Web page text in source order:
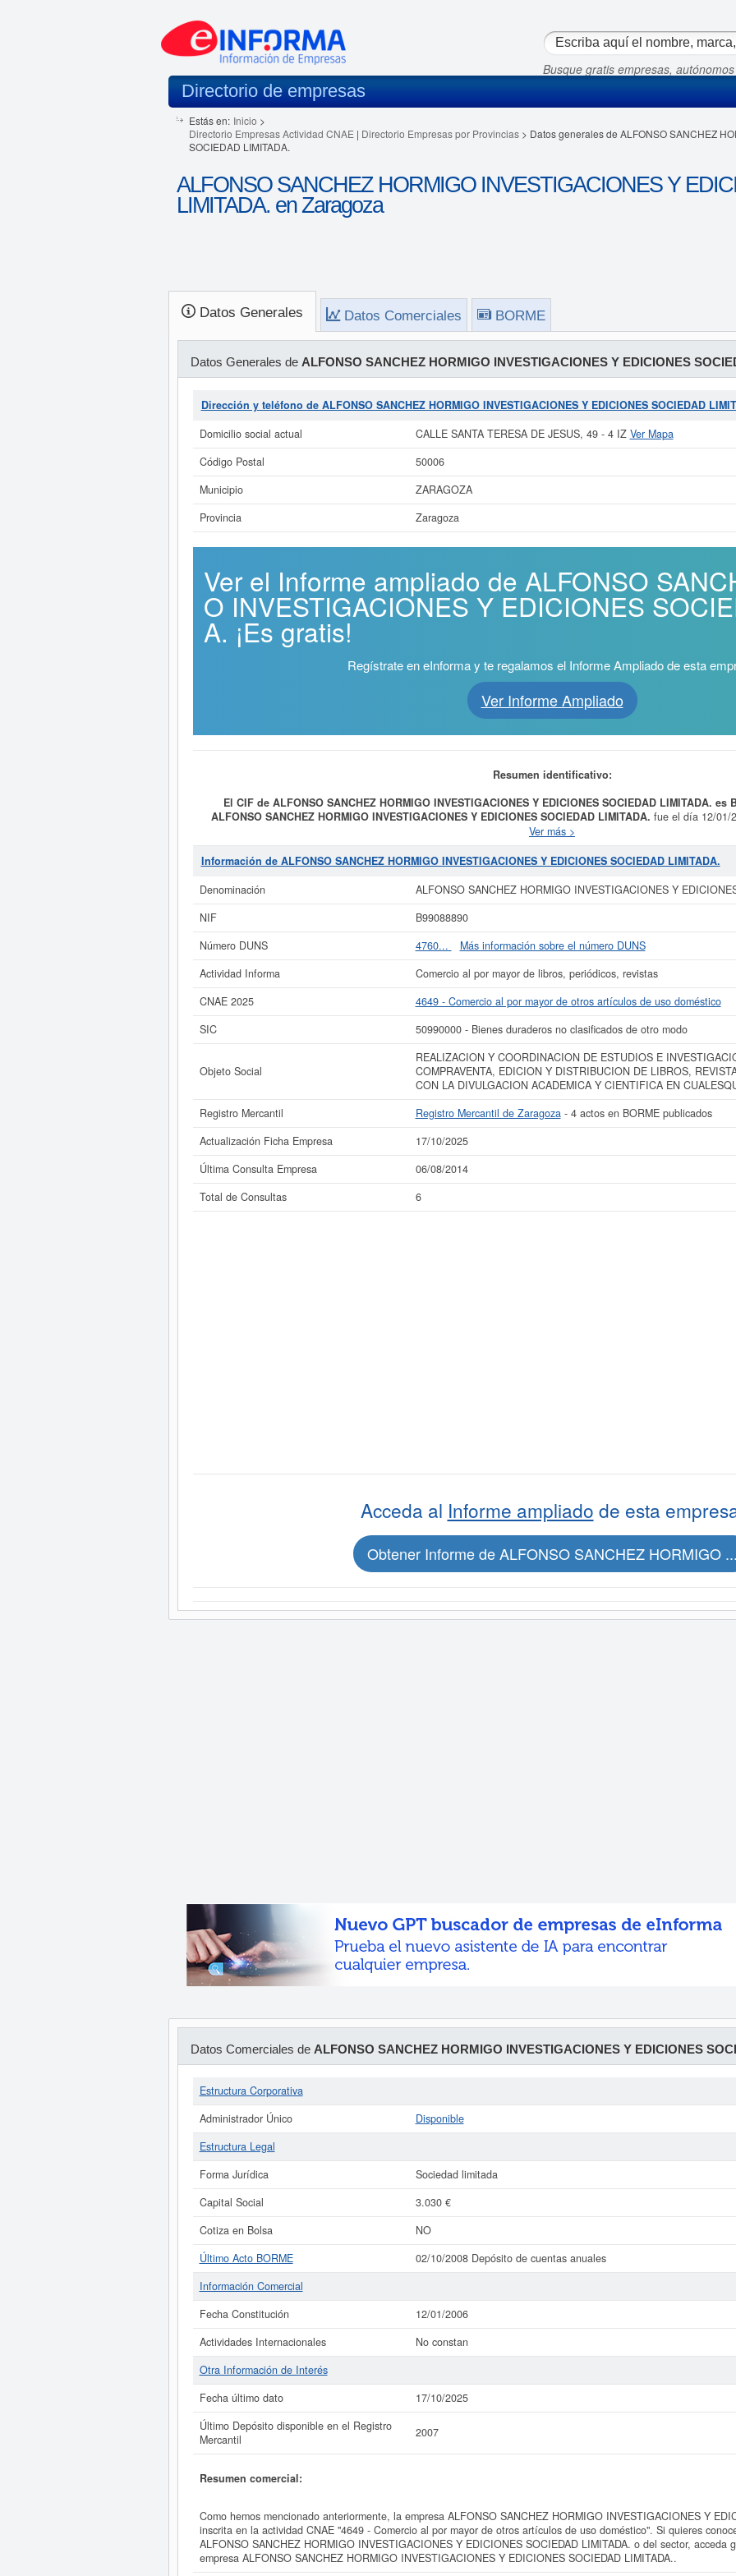
Busque gratis empresas,
Directorio de empresas
Estás en: Inicio >
Directorio Empresas Actividad CNAE | Directorio Empresas por Provincias> Datos generales de ALFONSO SANCHEZ
SOCIEDAD LIMITADA.
ALFONSO SANCHEZ HORMIGO INVESTIGACIONES Y
LIMITADA. en Zaragoza
Datos Generales Datos Comerciales BORME
Datos Generales de ALFONSO SANCHEZ HORMIGO INVESTIGACIONES Y EDICIONES
Dirección y teléfono de ALFONSO SANCHEZ HORMIGO INVESTIGACIONES Y EDICIONES SOCIEDAD
Domicilio social actual
CALLE SANTA TERESA DE JESUS, 49 - 4 IZ Ver Mapa
Código Postal
50006
Municipio
ZARAGOZA
Provincia
Zaragoza
Ver el Informe ampliado de ALFONSO
O INVESTIGACIONES Y EDICIONES
A. ¡Es gratis!
Regístrate en eInforma y te regalamos el Informe Ampliado de esta
Ver Informe Ampliado
Resumen identificativo:
El CIF de ALFONSO SANCHEZ HORMIGO INVESTIGACIONES Y EDICIONES SOCIEDAD LIMITADA. es
ALFONSO SANCHEZ HORMIGO INVESTIGACIONES Y EDICIONES SOCIEDAD LIMITADA. fue el día 12/01/
REALIZACION Y COORDINACION DE ESTUDIOS E INVESTIGACIONES CIENTIFICAS; LA
LIBROS, REVISTAS Y FOLLETOS RELACIONADOS CON LA DIVULGACION ACADEMICA Y CIENTIFICA EN
empresa está clasificada dentro del CNAE en la categoría 4649 - Comercio al por mayor de otros artículos de
consultado esta ficha un total de 6 veces, donde la última consulta se ha producido el 06/08/2014. Aquí mismo
INVESTIGACIONES Y EDICIONES SOCIEDAD LIMITADA.
Si está interesado en conocer más datos de la empresa ALFONSO SANCHEZ HORMIGO INVESTIGACIONES Y
puedeacceder inmediatamente a este Informe ampliadode ALFONSO SANCHEZ HORMIGO
LIMITADA. y consultar los resultados de sus años de actividad, así como los balances y cuentas de
La última actualización del informe de empresa se ha realizado el 17/10/2025.
Ver más >
Información de ALFONSO SANCHEZ HORMIGO INVESTIGACIONES Y EDICIONES SOCIEDAD LIMITADA.
Denominación
ALFONSO SANCHEZ HORMIGO INVESTIGACIONES Y
NIF
B99088890
Número DUNS
4760...
Más información sobre el número DUNS
Actividad Informa
Comercio al por mayor de libros, periódicos, revistas
CNAE 2025
4649 - Comercio al por mayor de otros artículos de uso doméstico
SIC
50990000 - Bienes duraderos no clasificados de otro modo
Objeto Social
REALIZACION Y COORDINACION DE ESTUDIOS E
COMPRAVENTA, EDICION Y DISTRIBUCION DE LIBROS,
CON LA DIVULGACION ACADEMICA Y CIENTIFICA EN
Registro Mercantil
Registro Mercantil de Zaragoza- 4 actos en BORME publicados
Actualización Ficha Empresa
17/10/2025
Última Consulta Empresa
06/08/2014
Total de Consultas
6
Acceda al Informe ampliado de esta
Obtener Informe de ALFONSO SANCHEZ HORMIGO
Datos Comerciales de ALFONSO SANCHEZ HORMIGO INVESTIGACIONES Y EDICIONES
Estructura Corporativa
Administrador Único
Disponible
Estructura Legal
Forma Jurídica
Sociedad limitada
Capital Social
3.030 €
Cotiza en Bolsa
NO
Último Acto BORME
02/10/2008 Depósito de cuentas anuales
Información Comercial
Fecha Constitución
12/01/2006
Actividades Internacionales
No constan
Otra Información de Interés
Fecha último dato
17/10/2025
Último Depósito disponible en el Registro
Mercantil
2007
Resumen comercial:
Como hemos mencionado anteriormente, la empresa ALFONSO SANCHEZ HORMIGO INVESTIGACIONES Y
inscrita en la actividad CNAE "4649 - Comercio al por mayor de otros artículos de uso doméstico". Si quieres
ALFONSO SANCHEZ HORMIGO INVESTIGACIONES Y EDICIONES SOCIEDAD LIMITADA. o del sector, acceda
empresa ALFONSO SANCHEZ HORMIGO INVESTIGACIONES Y EDICIONES SOCIEDAD LIMITADA..